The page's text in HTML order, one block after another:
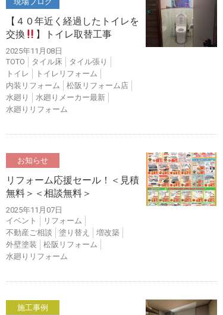
【４０年近く経過したトイレを
交換
】トイレ取替工事
2025年11月08日
TOTO
タイル床
タイル張り
トイレ
トイレリフォーム
内装リフォーム
松阪リフォーム店
水廻り
水廻りメーカー最新
水廻りリフォーム
お知らせ
リフォーム応援セール！＜見積
無料＞＜相談無料＞
2025年11月07日
イベント
リフォーム
不動産ご相談
塗り替え
増改築
外壁塗装
松阪リフォーム
水廻りリフォーム
施工事例